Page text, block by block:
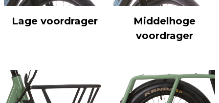
Lage voordrager
Middelhoge
voordrager